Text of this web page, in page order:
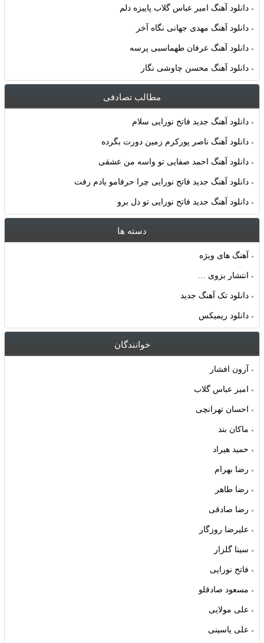
دانلود آهنگ امیر عباس گلاب پاییزه دلم
دانلود آهنگ مهدی جهانی نگاه آخر
دانلود آهنگ عرفان طهماسبی پرسه
دانلود آهنگ محسن چاوشی نگار
مطالب تصادفی
دانلود آهنگ جدید فاتح نورایی سلام
دانلود آهنگ ناصر پورکرم زمین دورت بگرده
دانلود آهنگ احمد صفایی تو واسه من عشقی
دانلود آهنگ جدید فاتح نورایی چرا حرفامو یادم رفت
دانلود آهنگ جدید فاتح نورایی تو دل برو
دسته ها
آهنگ های ویژه
انتشار بزوی …
دانلود تک آهنگ جدید
دانلود ریمیکس
خوانندگان
آرون افشار
امیر عباس گلاب
احسان تهرانچی
ماکان بند
حمید هیراد
رضا بهرام
رضا طاهر
رضا صادقی
علیرضا روزگار
سینا گلزار
فاتح نورایی
مسعود صادقلو
علی مولایی
علی یاسینی